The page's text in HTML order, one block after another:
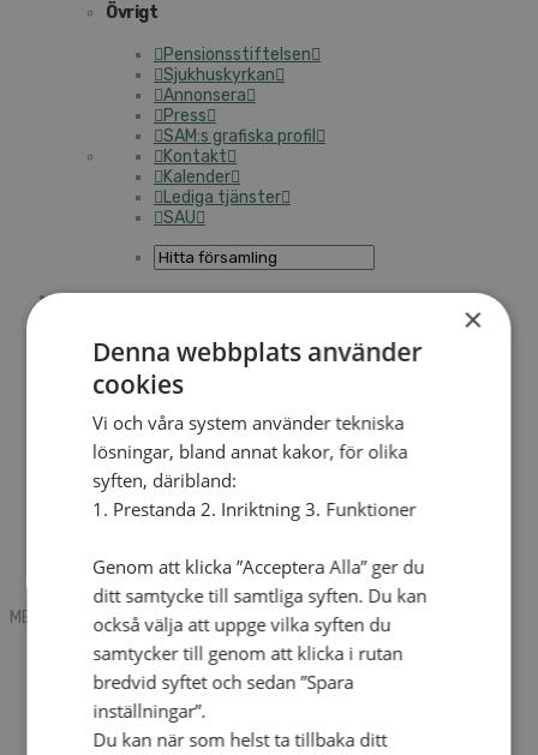
Övrigt
Pensionsstiftelsen
Sjukhuskyrkan
Annonsera
Press
SAM:s grafiska profil
Kontakt
Kalender
Lediga tjänster
SAU
Mobile box
Kontakt
Tidning
Annonsera
Hitta församling
Press
SAU
Lediga tjänster
Sommargårdar
MENU
MENU
Search mobile
English
Hej! Vad söker du?
Kontakt
Kalender
×
Denna webbplats använder
cookies
Vi och våra system använder tekniska
lösningar, bland annat kakor, för olika
syften, däribland:
1. Prestanda 2. Inriktning 3. Funktioner
Genom att klicka ”Acceptera Alla” ger du
ditt samtycke till samtliga syften. Du kan
också välja att uppge vilka syften du
samtycker till genom att klicka i rutan
bredvid syftet och sedan ”Spara
inställningar”.
Du kan när som helst ta tillbaka ditt